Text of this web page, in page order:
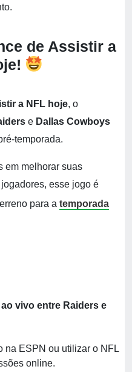
de Assistir a
a NFL hoje, o
e Dallas Cowboys
temporada.
em melhorar suas
esse jogo é
para a temporada
vivo entre Raiders e
na ESPN ou utilizar o NFL
online.